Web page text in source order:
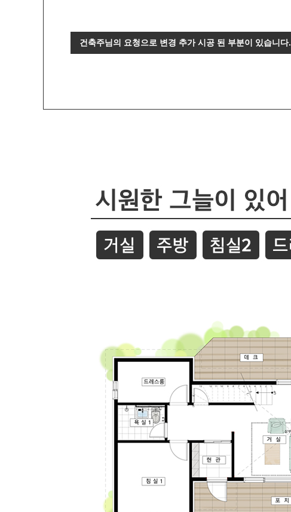
건축주님의 요청으로 변경 추가 시공 된 부분이 있습니다.